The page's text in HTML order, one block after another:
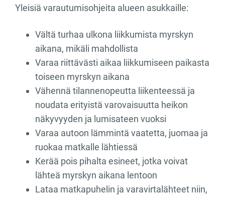
Yleisiä varautumisohjeita alueen asukkaille:
Vältä turhaa ulkona liikkumista myrskyn
aikana, mikäli mahdollista
Varaa riittävästi aikaa liikkumiseen paikasta
toiseen myrskyn aikana
Vähennä tilannenopeutta liikenteessä ja
noudata erityistä varovaisuutta heikon
näkyvyyden ja lumisateen vuoksi
Varaa autoon lämmintä vaatetta, juomaa ja
ruokaa matkalle lähtiessä
Kerää pois pihalta esineet, jotka voivat
lähteä myrskyn aikana lentoon
Lataa matkapuhelin ja varavirtalähteet niin,